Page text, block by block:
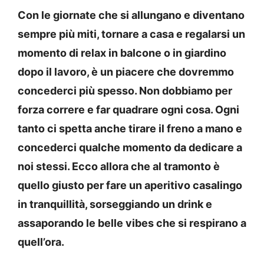
Con le giornate che si allungano e diventano
sempre più miti, tornare a casa e regalarsi un
momento di relax in balcone o in giardino
dopo il lavoro, è un piacere che dovremmo
concederci più spesso. Non dobbiamo per
forza correre e far quadrare ogni cosa. Ogni
tanto ci spetta anche tirare il freno a mano e
concederci qualche momento da dedicare a
noi stessi. Ecco allora che al tramonto è
quello giusto per fare un aperitivo casalingo
in tranquillità, sorseggiando un drink e
assaporando le belle vibes che si respirano a
quell’ora.